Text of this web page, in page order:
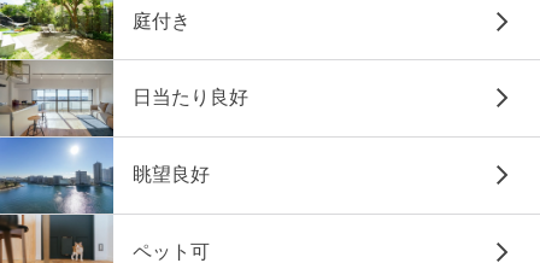
庭付き
日当たり良好
眺望良好
ペット可